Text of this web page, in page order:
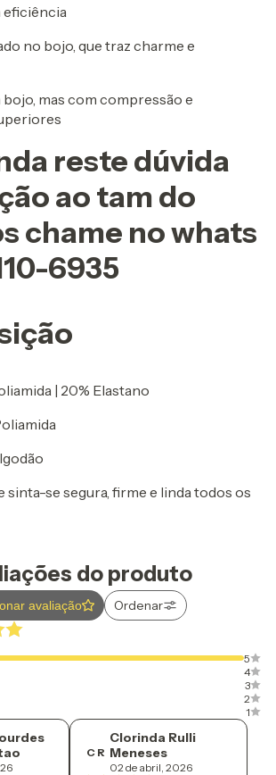
no bojo, que traz charme e
bojo, mas com compressão e
reste dúvida
ao tam do
chame no whats
6935
| 20% Elastano
sinta-se segura, firme e linda todos os
do produto
avaliação Ordenar
5
4
3
2
1
C R
Clorinda Rulli
Meneses
02 de abril, 2026